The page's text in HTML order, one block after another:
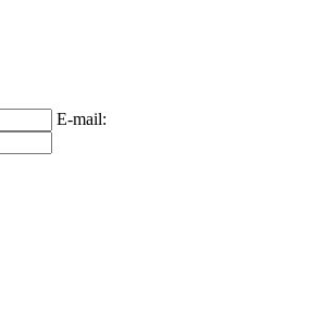
E-mail: